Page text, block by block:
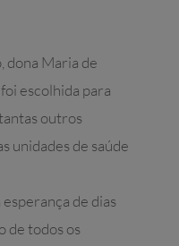
dona Maria de
escolhida para
outros
unidades de saúde
de dias
de todos os